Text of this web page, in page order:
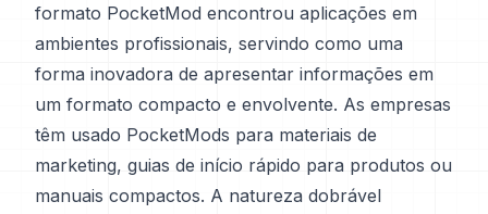
formato PocketMod encontrou aplicações em
ambientes profissionais, servindo como uma
forma inovadora de apresentar informações em
um formato compacto e envolvente. As empresas
têm usado PocketMods para materiais de
marketing, guias de início rápido para produtos ou
manuais compactos. A natureza dobrável